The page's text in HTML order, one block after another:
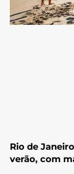
Rio de
verão, com